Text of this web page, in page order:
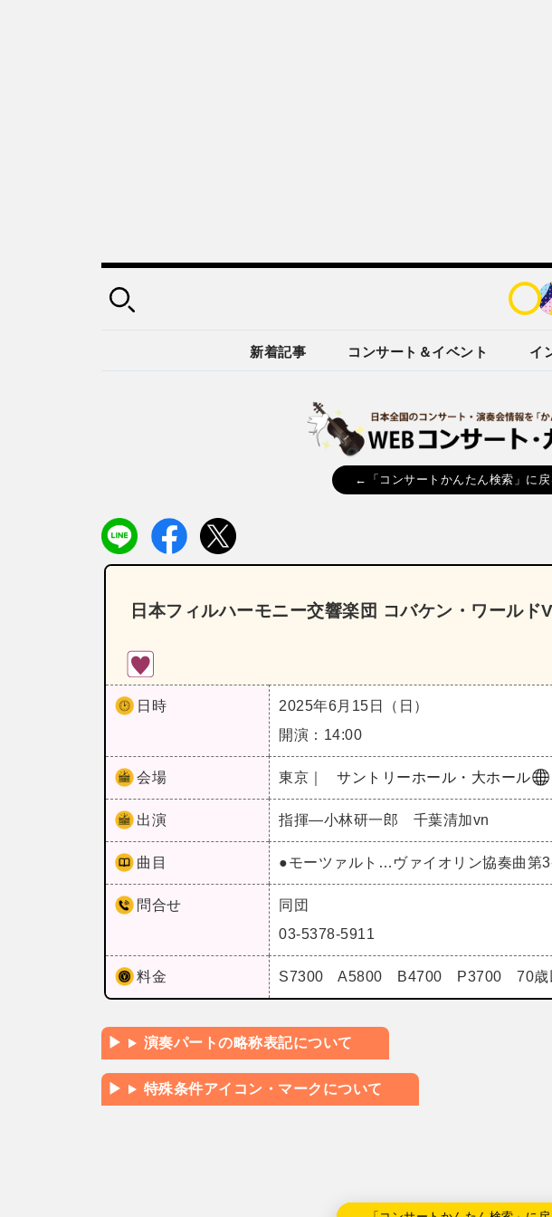
新着記事 コンサート＆イベント イ
←「コンサートかんたん検索」に戻
日本フィルハーモニー交響楽団 コバケン・ワールド
日時
2025年6月15日（日）
開演：14:00
会場 東京｜ サントリーホール・大ホール
出演 指揮―小林研一郎 千葉清加vn
曲目 ●モーツァルト…ヴァイオリン協奏曲第
問合せ
同団
03-5378-5911
料金 S7300 A5800 B4700 P3700 70歳
演奏パートの略称表記について
特殊条件アイコン・マークについて